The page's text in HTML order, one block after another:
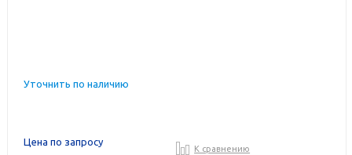
Уточнить по наличию
Цена по запросу
К сравнению